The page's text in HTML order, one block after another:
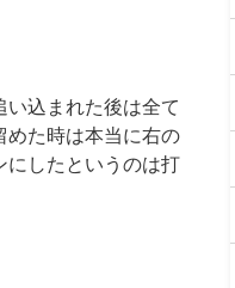
込まれた後は全て
めた時は本当に右の
にしたというのは打